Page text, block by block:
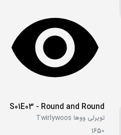
S01E03 - Round and Round
تویرلی ووها Twirlywoos
1650